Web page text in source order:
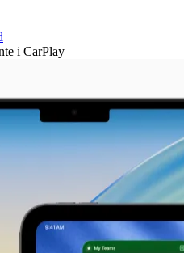
i CarPlay